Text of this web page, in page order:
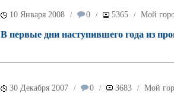
10 Января 2008 / 0 / 5365 / Мой
В первые дни наступившего года из
30 Декабря 2007 / 0 / 3683 / Мой